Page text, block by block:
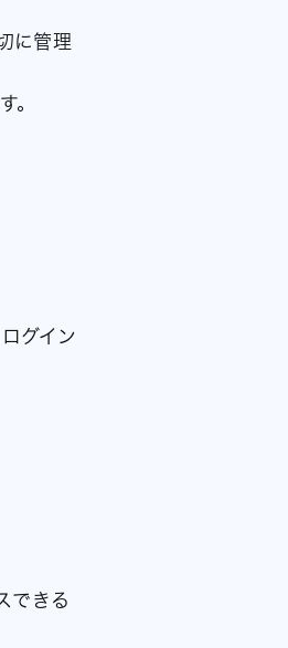
に管理
。
グイン
できる